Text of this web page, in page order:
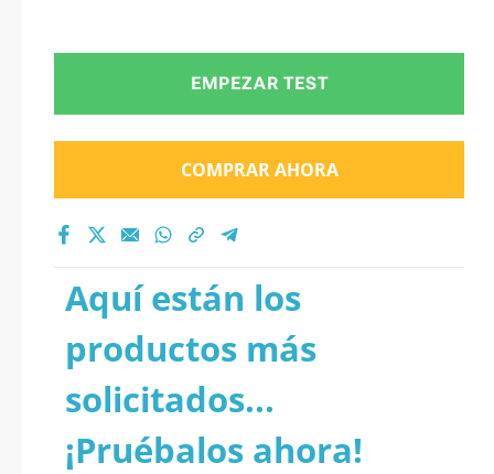
EMPEZAR TEST
COMPRAR AHORA
Aquí están los
productos más
solicitados...
¡Pruébalos ahora!